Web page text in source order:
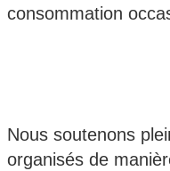
consommation
Nous soutenons
organisés de